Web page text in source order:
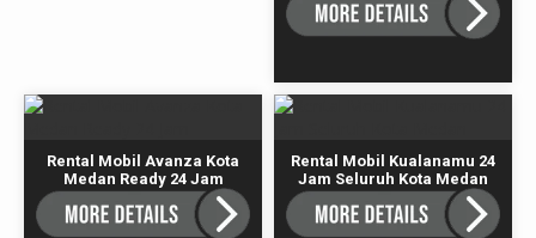
Rental Mobil Avanza Kota
Medan Ready 24 Jam
Rental Mobil Kualanamu 24
Jam Seluruh Kota Medan